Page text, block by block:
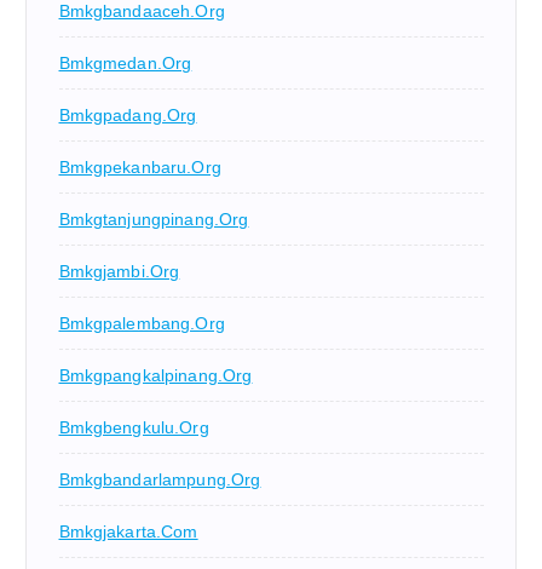
Bmkgbandaaceh.org
Bmkgmedan.org
Bmkgpadang.org
Bmkgpekanbaru.org
Bmkgtanjungpinang.org
Bmkgjambi.org
Bmkgpalembang.org
Bmkgpangkalpinang.org
Bmkgbengkulu.org
Bmkgbandarlampung.org
Bmkgjakarta.com